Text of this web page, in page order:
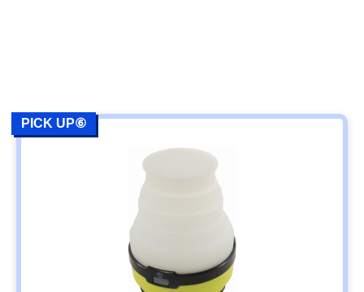
PICK UP⑥